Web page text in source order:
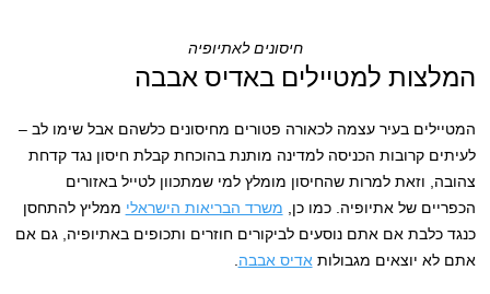
חיסונים לאתיופיה
המלצות למטיילים באדיס אבבה
המטיילים בעיר עצמה לכאורה פטורים מחיסונים כלשהם אבל שימו לב –
לעיתים קרובות הכניסה למדינה מותנת בהוכחת קבלת חיסון נגד קדחת
צהובה, וזאת למרות שהחיסון מומלץ למי שמתכוון לטייל באזורים
הכפריים של אתיופיה. כמו כן, משרד הבריאות הישראלי ממליץ להתחסן
כנגד כלבת אם אתם נוסעים לביקורים חוזרים ותכופים באתיופיה, גם אם
אתם לא יוצאים מגבולותאדיס אבבה.